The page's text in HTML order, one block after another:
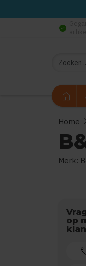
check_circle
Zoeken
home
Home
Merk:
op